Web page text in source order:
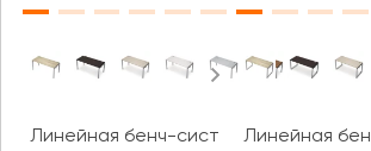
Линейная бенч-система, начальный
Линейная